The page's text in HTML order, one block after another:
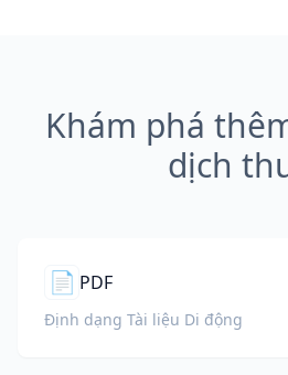
Khám phá
dịch
📄 PDF
Định dạng Tài liệu Di động